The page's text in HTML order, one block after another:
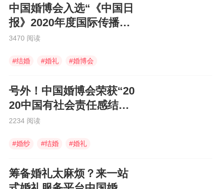
中国婚博会入选“《中国日
报》2020年度国际传播图
片”
3470 阅读
#结婚 #婚礼 #婚博会
号外！中国婚博会荣获“20
20中国有社会责任感结婚
企业”
2234 阅读
#婚纱 #结婚 #婚礼
筹备婚礼太麻烦？来一站